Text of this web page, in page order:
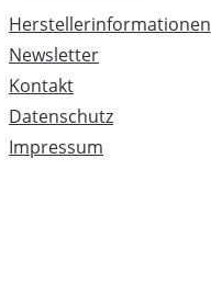
Herstellerinformationen
Newsletter
Kontakt
Datenschutz
Impressum